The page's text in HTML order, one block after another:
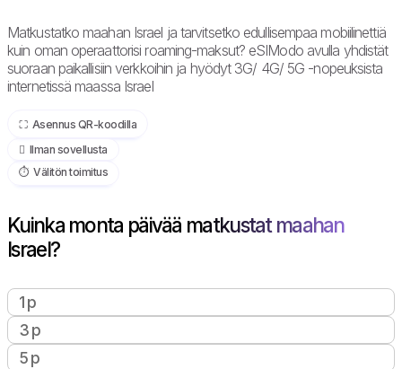
Matkustatko maahan Israel ja tarvitsetko edullisempaa mobiilinettiä
kuin oman operaattorisi roaming-maksut? eSIModo avulla yhdistät
suoraan paikallisiin verkkoihin ja hyödyt 3G/ 4G/ 5G -nopeuksista
internetissä maassa Israel
⛶️️ Asennus QR-koodilla
️ Ilman sovellusta
⏱️️ Välitön toimitus
Kuinka monta päivää matkustat maahan
Israel?
1 p
3 p
5 p